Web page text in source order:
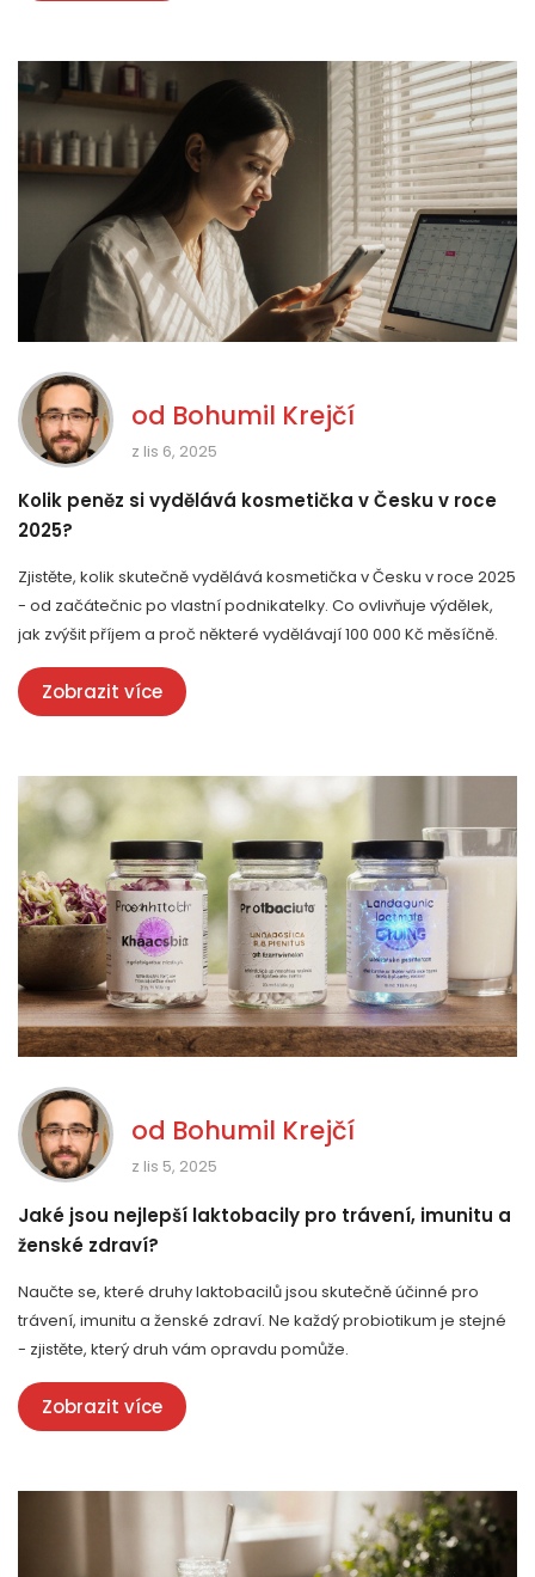
od Bohumil Krejčí
z lis 6, 2025
Kolik peněz si vydělává kosmetička v Česku v roce
2025?
Zjistěte, kolik skutečně vydělává kosmetička v Česku v roce 2025
- od začátečnic po vlastní podnikatelky. Co ovlivňuje výdělek,
jak zvýšit příjem a proč některé vydělávají 100 000 Kč měsíčně.
Zobrazit více
od Bohumil Krejčí
z lis 5, 2025
Jaké jsou nejlepší laktobacily pro trávení, imunitu a
ženské zdraví?
Naučte se, které druhy laktobacilů jsou skutečně účinné pro
trávení, imunitu a ženské zdraví. Ne každý probiotikum je stejné
- zjistěte, který druh vám opravdu pomůže.
Zobrazit více